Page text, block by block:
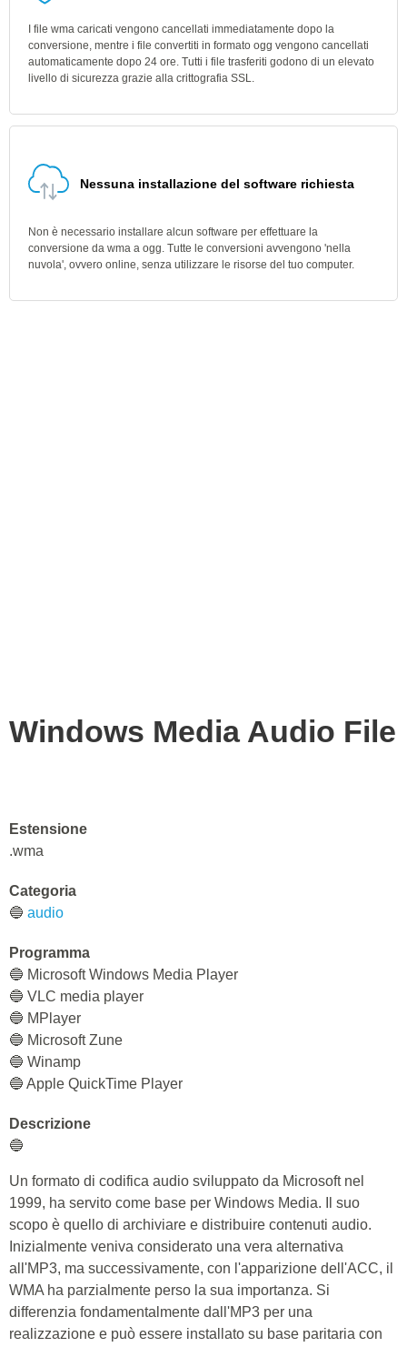
I file wma caricati vengono cancellati immediatamente dopo la
conversione, mentre i file convertiti in formato ogg vengono cancellati
automaticamente dopo 24 ore. Tutti i file trasferiti godono di un elevato
livello di sicurezza grazie alla crittografia SSL.
Nessuna installazione del software richiesta
Non è necessario installare alcun software per effettuare la
conversione da wma a ogg. Tutte le conversioni avvengono 'nella
nuvola', ovvero online, senza utilizzare le risorse del tuo computer.
Windows Media Audio File
Estensione
.wma
Categoria
🔵 audio
Programma
🔵 Microsoft Windows Media Player
🔵 VLC media player
🔵 MPlayer
🔵 Microsoft Zune
🔵 Winamp
🔵 Apple QuickTime Player
Descrizione
🔵
Un formato di codifica audio sviluppato da Microsoft nel
1999, ha servito come base per Windows Media. Il suo
scopo è quello di archiviare e distribuire contenuti audio.
Inizialmente veniva considerato una vera alternativa
all'MP3, ma successivamente, con l'apparizione dell'ACC, il
WMA ha parzialmente perso la sua importanza. Si
differenzia fondamentalmente dall'MP3 per una
realizzazione e può essere installato su base paritaria con